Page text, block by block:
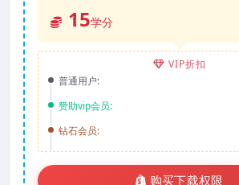
15学分
VIP折扣
普通用户:
赞助vip会员:
钻石会员:
购买下载权限